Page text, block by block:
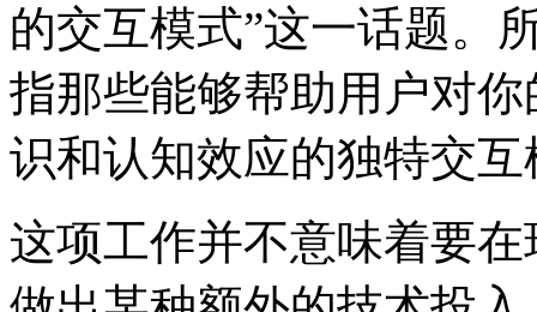
的交互模式”这一话题。
指那些能够帮助用户对
识和认知效应的独特交互
这项工作并不意味着要